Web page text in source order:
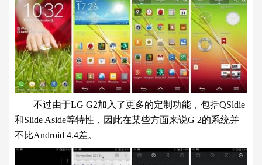
不过由于LG G2加入了更多的定制功能，包括QSldie
和Slide Aside等特性，因此在某些方面来说G 2的系统并
不比Android 4.4差。